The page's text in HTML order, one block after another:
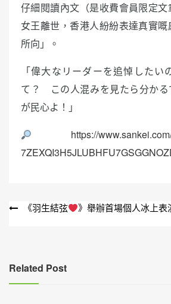
仔細閱讀內文（是收費會員限定
女王離世，香港人紛紛表達真實
所向」。
「偉大なリーダーを追悼したい
て？ この人混みを見たら分かる
が民心よ！」
https://
文
覽
《羽生結弦
》舉辦首場個人冰上表
Related Post